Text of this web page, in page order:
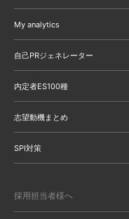
My analytics
自己PRジェネレーター
内定者ES100種
志望動機まとめ
SPI対策
採用担当者様へ